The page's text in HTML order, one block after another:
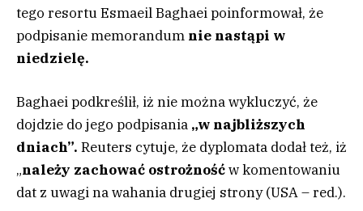
tego resortu Esmaeil Baghaei poinformował, że
podpisanie memorandum nie nastąpi w
niedzielę.
Baghaei podkreślił, iż nie można wykluczyć, że
dojdzie do jego podpisania „w najbliższych
dniach”. Reuters cytuje, że dyplomata dodał też, iż
„należy zachować ostrożnośćw komentowaniu
dat z uwagi na wahania drugiej strony (USA – red.).